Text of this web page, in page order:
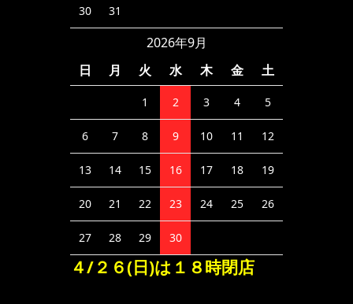
30 31
2026年9月
日
月 火 水 木 金 土
1 2 3 4 5
6 7 8 9 10 11 12
13 14 15 16 17 18 19
20 21 22 23 24 25 26
27 28 29 30
４/２６(日)は１８時閉店